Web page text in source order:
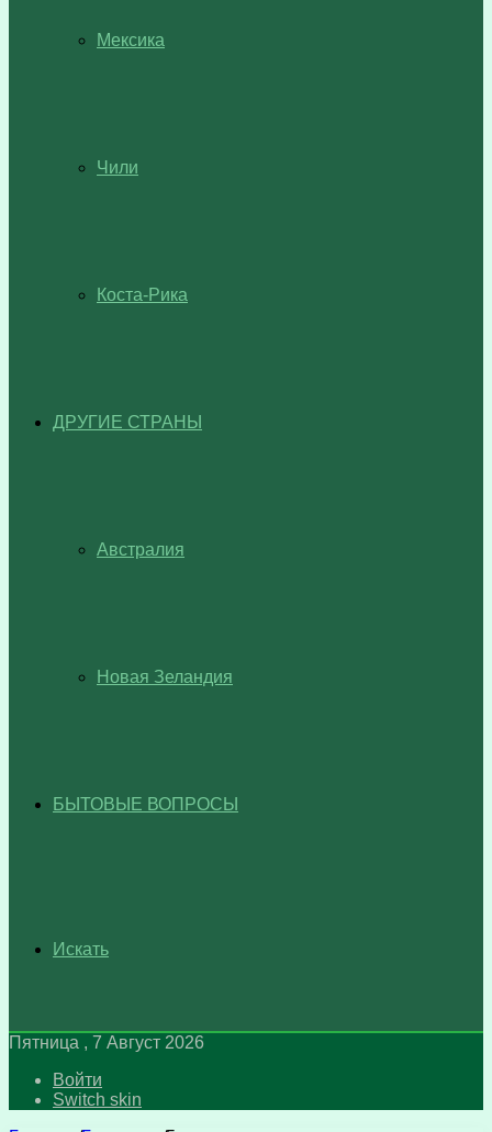
Мексика
Чили
Коста-Рика
ДРУГИЕ СТРАНЫ
Австралия
Новая Зеландия
БЫТОВЫЕ ВОПРОСЫ
Искать
Пятница , 7 Август 2026
Войти
Switch skin